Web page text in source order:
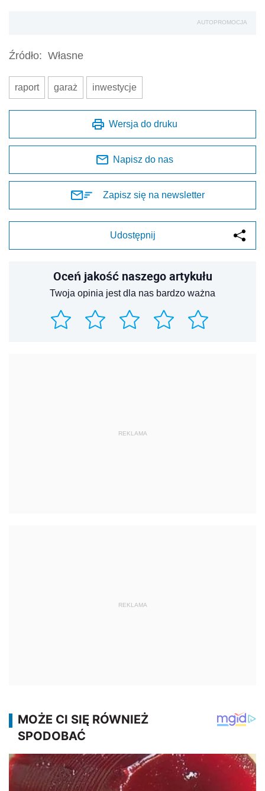
AUTOPROMOCJA
Źródło: Własne
raport garaż inwestycje
Wersja do druku
Napisz do nas
Zapisz się na newsletter
Udostępnij
Oceń jakość naszego artykułu
Twoja opinia jest dla nas bardzo ważna
REKLAMA
REKLAMA